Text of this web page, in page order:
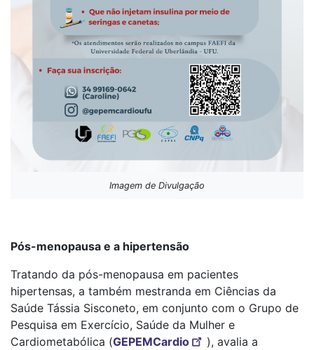
Imagem de Divulgação
Pós-menopausa e a hipertensão
Tratando da pós-menopausa em pacientes
hipertensas, a também mestranda em Ciências da
Saúde Tássia Sisconeto, em conjunto com o Grupo de
Pesquisa em Exercício, Saúde da Mulher e
Cardiometabólica (GEPEMCardio
), avalia a